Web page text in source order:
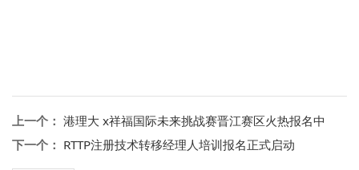
上一个：港理大 x祥福国际未来挑战赛晋江赛区火热报名中
下一个： RTTP注册技术转移经理人培训报名正式启动